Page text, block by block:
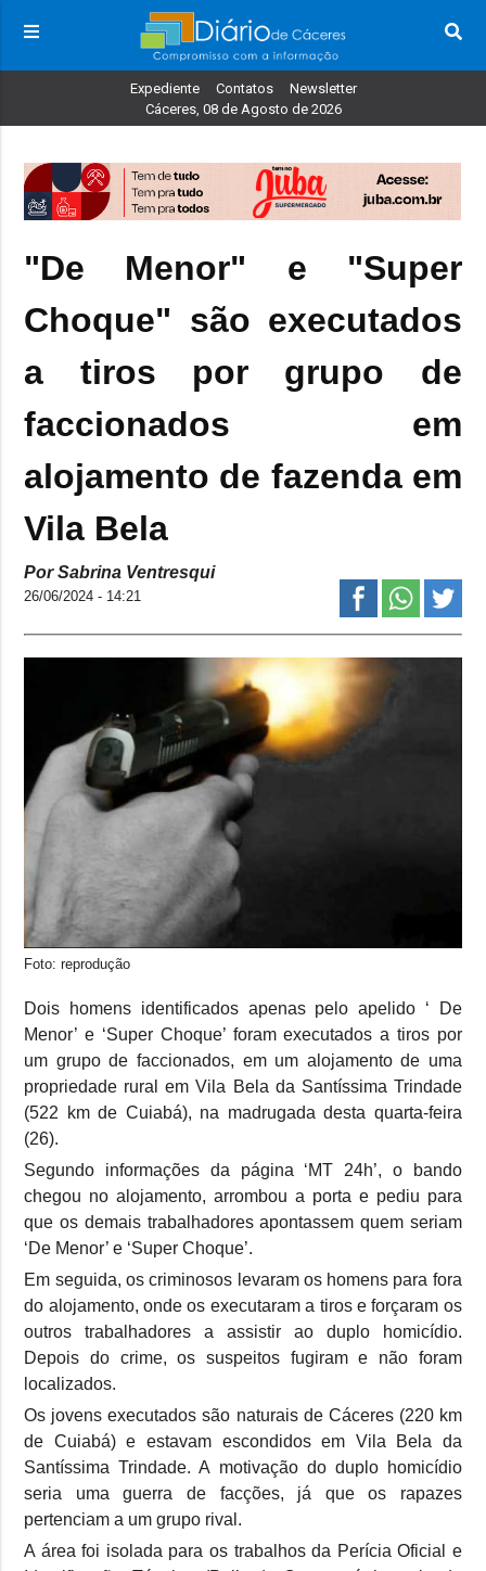
Expediente Contatos
Newsletter
Cáceres, 08 de Agosto de 2026
"De Menor" e "Super
Choque" são executados
a tiros por grupo de
faccionados em
alojamento de fazenda em
Vila Bela
Por Sabrina Ventresqui
26/06/2024 - 14:21
Foto: reprodução
Dois homens identificados apenas pelo apelido ‘ De
Menor’ e ‘Super Choque’ foram executados a tiros por
um grupo de faccionados, em um alojamento de uma
propriedade rural em Vila Bela da Santíssima Trindade
(522 km de Cuiabá), na madrugada desta quarta-feira
(26).
Segundo informações da página ‘MT 24h’, o bando
chegou no alojamento, arrombou a porta e pediu para
que os demais trabalhadores apontassem quem seriam
‘De Menor’ e ‘Super Choque’.
Em seguida, os criminosos levaram os homens para fora
do alojamento, onde os executaram a tiros e forçaram os
outros trabalhadores a assistir ao duplo homicídio.
Depois do crime, os suspeitos fugiram e não foram
localizados.
Os jovens executados são naturais de Cáceres (220 km
de Cuiabá) e estavam escondidos em Vila Bela da
Santíssima Trindade. A motivação do duplo homicídio
seria uma guerra de facções, já que os rapazes
pertenciam a um grupo rival.
A área foi isolada para os trabalhos da Perícia Oficial e